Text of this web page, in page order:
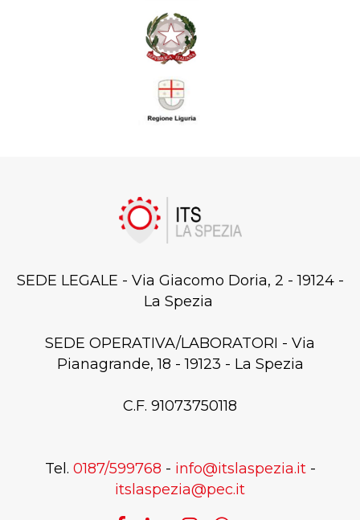
SEDE LEGALE - Via Giacomo Doria, 2 - 19124 -
La Spezia
SEDE OPERATIVA/LABORATORI - Via
Pianagrande, 18 - 19123 - La Spezia
C.F. 91073750118
Tel. 0187/599768 - info@itslaspezia.it-
itslaspezia@pec.it